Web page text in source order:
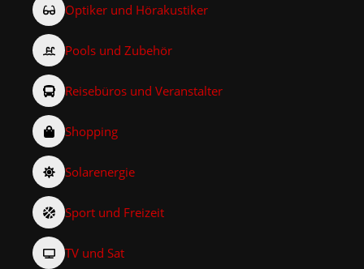
Optiker und Hörakustiker
Pools und Zubehör
Reisebüros und Veranstalter
Shopping
Solarenergie
Sport und Freizeit
TV und Sat